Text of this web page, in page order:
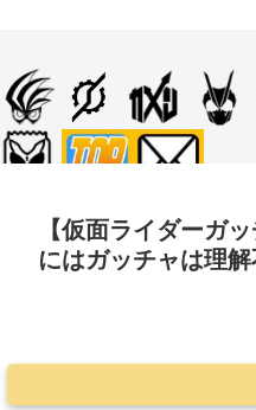
【仮面ライダーガ
にはガッチャは理